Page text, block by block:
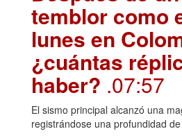
temblor como
lunes en
¿cuántas
haber? .07:57
El sismo principal alcanzó una
registrándose una profundidad